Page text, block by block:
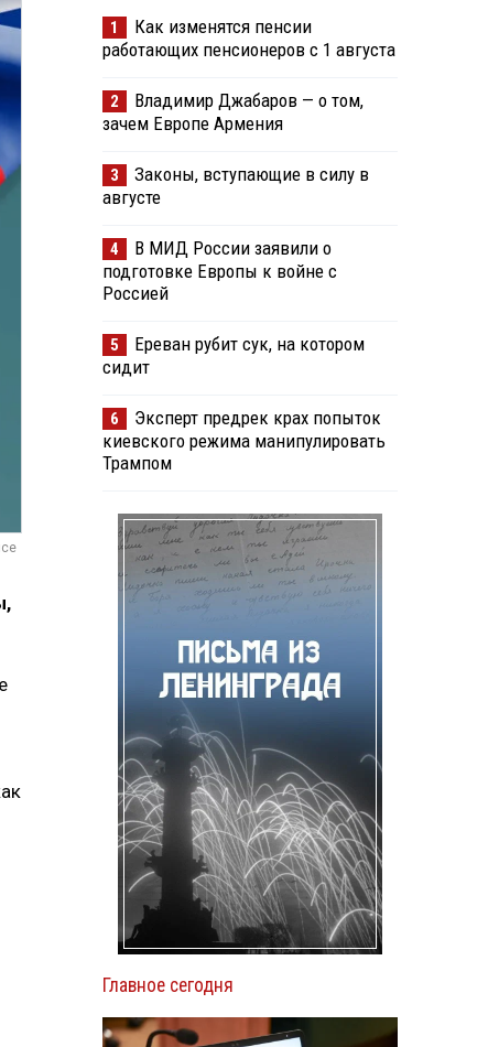
1
Как изменятся пенсии
работающих пенсионеров с 1 августа
2
Владимир Джабаров — о том,
зачем Европе Армения
3
Законы, вступающие в силу в
августе
4
В МИД России заявили о
подготовке Европы к войне с
Россией
5
Ереван рубит сук, на котором
сидит
6
Эксперт предрек крах попыток
киевского режима манипулировать
Трампом
Главное сегодня